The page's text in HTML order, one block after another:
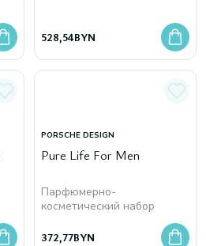
528,54BYN
PORSCHE DESIGN
Pure Life For Men
Парфюмерно-
косметический набор
372,77BYN